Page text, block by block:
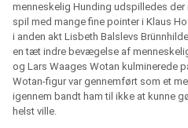
menneskelig Hunding udspilledes
spil med mange fine pointer i Klaus
i anden akt Lisbeth Balslevs
en tæt indre bevægelse af
og Lars Waages Wotan kulminerede
Wotan-figur var gennemført som et
igennem bandt ham til ikke at kunne
helst ville.